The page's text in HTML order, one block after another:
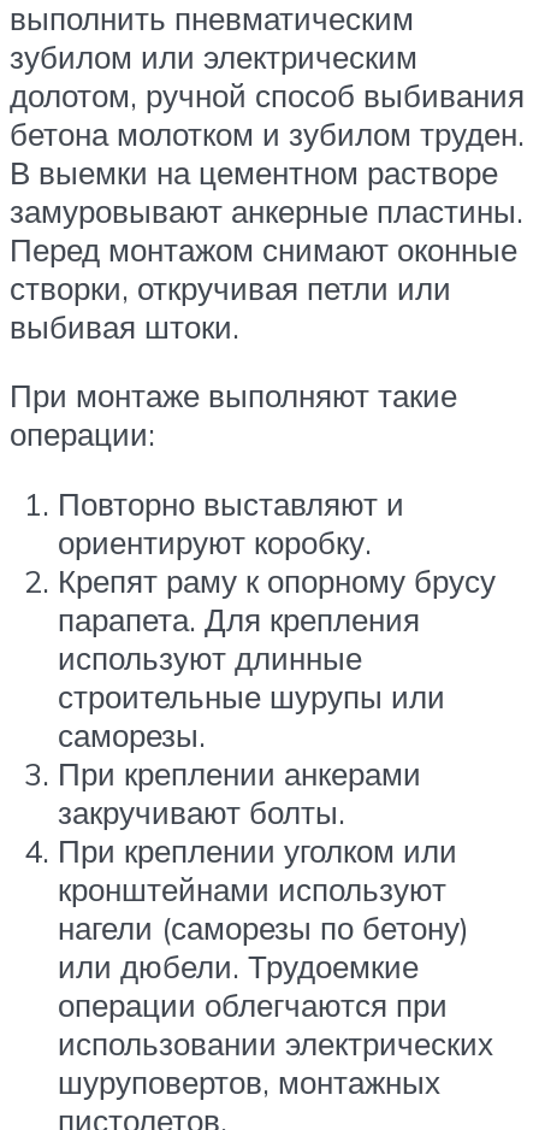
выполнить пневматическим
зубилом или электрическим
долотом, ручной способ выбивания
бетона молотком и зубилом труден.
В выемки на цементном растворе
замуровывают анкерные пластины.
Перед монтажом снимают оконные
створки, откручивая петли или
выбивая штоки.
При монтаже выполняют такие
операции:
Повторно выставляют и
ориентируют коробку.
Крепят раму к опорному брусу
парапета. Для крепления
используют длинные
строительные шурупы или
саморезы.
При креплении анкерами
закручивают болты.
При креплении уголком или
кронштейнами используют
нагели (саморезы по бетону)
или дюбели. Трудоемкие
операции облегчаются при
использовании электрических
шуруповертов, монтажных
пистолетов.